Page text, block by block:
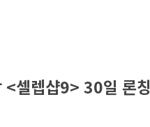
<셀렙샵9> 30일 론